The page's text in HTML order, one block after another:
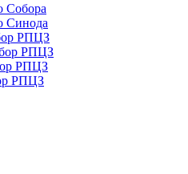
Собора
Синода
РПЦЗ
РПЦЗ
РПЦЗ
РПЦЗ